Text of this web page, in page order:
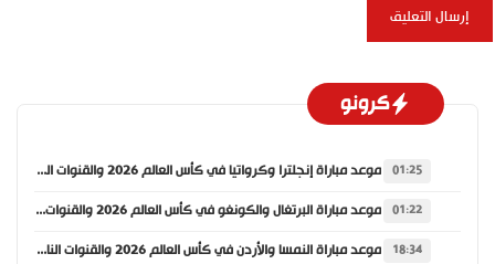
كرونو
01:25 موعد مباراة إنجلترا وكرواتيا في كأس العالم 2026 والقنوات الناقلة
01:22 موعد مباراة البرتغال والكونغو في كأس العالم 2026 والقنوات الناقلة
18:34 موعد مباراة النمسا والأردن في كأس العالم 2026 والقنوات الناقلة